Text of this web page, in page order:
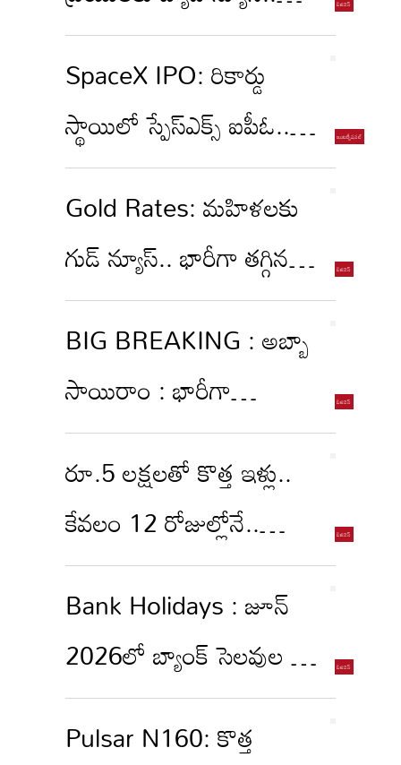
భారీగా పెరిగిన ధరలు
SpaceX IPO: రికార్డు
స్థాయిలో స్పేస్‌ఎక్స్ ఐపీఓ..
ఇన్వెస్టర్ల నుంచి భారీగా ఆర్డర్లు!
Gold Rates: మహిళలకు
గుడ్ న్యూస్.. భారీగా తగ్గిన
బంగారం ధరలు
BIG BREAKING : అబ్బా
సాయిరాం : భారీగా
పడిపోయిన గోల్డ్ రేట్స్..
హైదరాబాద్ లో తులం
ఎంతంటే?
రూ.5 లక్షలతో కొత్త ఇళ్లు..
కేవలం 12 రోజుల్లోనే..
ఎలాగంటే?
Bank Holidays : జూన్
2026లో బ్యాంక్ సెలవుల లిస్ట్:
ఏకంగా 11 రోజులు బంద్!
Pulsar N160: కొత్త